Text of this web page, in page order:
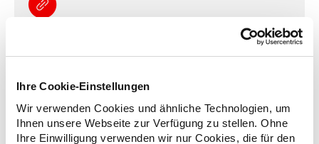
Ihre Cookie-Einstellungen
Wir verwenden Cookies und ähnliche Technologien, um
Ihnen unsere Webseite zur Verfügung zu stellen. Ohne
Ihre Einwilligung verwenden wir nur Cookies, die für den
PZ-Interview: Tisch ordnet Apothekenreform
27.11.2025
Apothekensterben: Preis schlägt in BILD Alarm
26.11.2025